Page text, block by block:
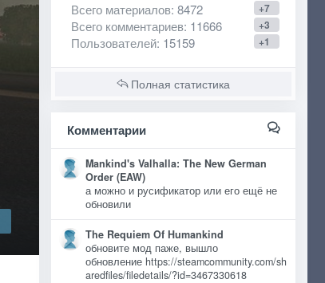
+7
Всего материалов: 8472
+3
Всего комментариев: 11666
+1
Пользователей: 15159
Полная статистика
Комментарии
Mankind's Valhalla: The New German
Order (EAW)
а можно и русификатор или его ещё не
обновили
The Requiem Of Humankind
обновите мод паже, вышло
обновление https://steamcommunity.com/sh
aredfiles/filedetails/?id=3467330618